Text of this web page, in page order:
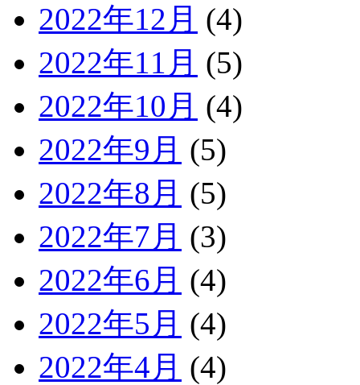
2022年12月 (4)
2022年11月 (5)
2022年10月 (4)
2022年9月 (5)
2022年8月 (5)
2022年7月 (3)
2022年6月 (4)
2022年5月 (4)
2022年4月 (4)